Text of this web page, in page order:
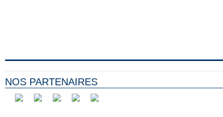
NOS PARTENAIRES